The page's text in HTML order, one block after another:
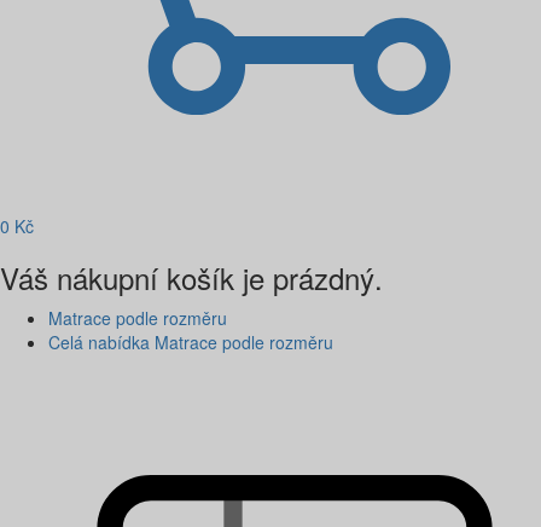
0 Kč
Váš nákupní košík je prázdný.
Matrace podle rozměru
Celá nabídka Matrace podle rozměru